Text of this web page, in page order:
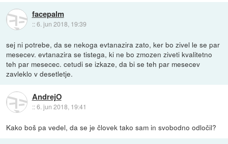
facepalm
::6. jun 2018, 19:39
sej ni potrebe, da se nekoga evtanazira zato, ker bo zivel le se par
mesecev. evtanazira se tistega, ki ne bo zmozen ziveti kvalitetno
teh par mesecec. cetudi se izkaze, da bi se teh par mesecev
zavleklo v desetletje.
AndrejO
::6. jun 2018, 19:41
Kako boš pa vedel, da se je človek tako sam in svobodno odločil?